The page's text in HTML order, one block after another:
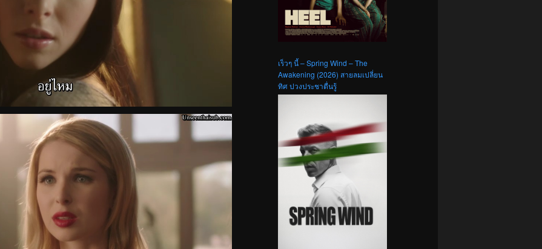
เร็วๆ นี้ – Spring Wind – The
Awakening (2026) สายลมเปลี่ยน
ทิศ ปวงประชาตื่นรู้